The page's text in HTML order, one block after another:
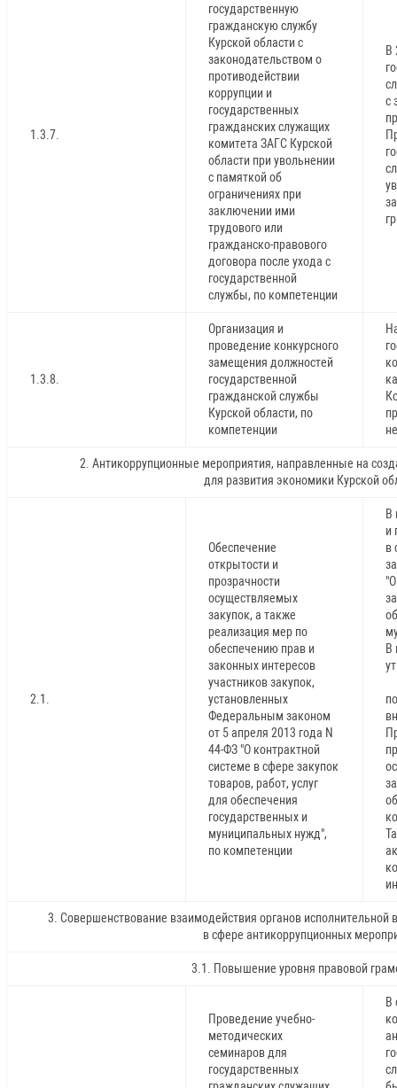
1.3.7.
государственную
гражданскую службу
Курской области с
законодательством о
противодействии
коррупции и
государственных
гражданских служащих
комитета ЗАГС Курской
области при увольнении
с памяткой об
ограничениях при
заключении ими
трудового или
гражданско-правового
договора после ухода с
государственной
службы, по компетенции
В
с
1.3.8.
Организация и
проведение конкурсного
замещения должностей
государственной
гражданской службы
Курской области, по
компетенции
2. Антикоррупционные мероприятия, направленные на
для развития экономики Курской
2.1.
Обеспечение
открытости и
прозрачности
осуществляемых
закупок, а также
реализация мер по
обеспечению прав и
законных интересов
участников закупок,
установленных
Федеральным законом
от 5 апреля 2013 года N
44-ФЗ "О контрактной
системе в сфере закупок
товаров, работ, услуг
для обеспечения
государственных и
муниципальных нужд",
по компетенции
В
и
в
В
3. Совершенствование взаимодействия органов исполнительной
в сфере антикоррупционных
3.1. Повышение уровня правовой
Проведение учебно-
методических
семинаров для
государственных
В